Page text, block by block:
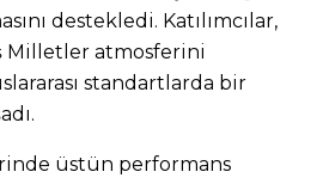
destekledi. Katılımcılar,
Milletler atmosferini
standartlarda bir
üstün performans